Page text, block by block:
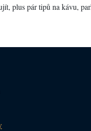
plus pár tipů na kávu,